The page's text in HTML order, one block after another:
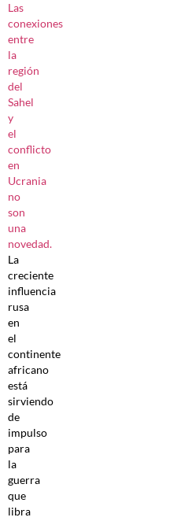
Las
conexiones
entre
la
región
del
Sahel
y
el
conflicto
en
Ucrania
no
son
una
novedad.
La
creciente
influencia
rusa
en
el
continente
africano
está
sirviendo
de
impulso
para
la
guerra
que
libra